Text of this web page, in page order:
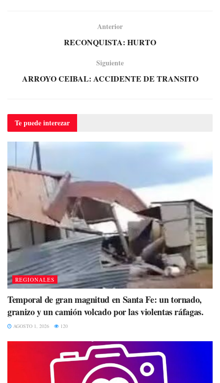
Anterior
RECONQUISTA: HURTO
Siguiente
ARROYO CEIBAL: ACCIDENTE DE TRANSITO
Te puedeinterezar
REGIONALES
Temporal de gran magnitud en Santa Fe: un tornado,
granizo y un camión volcado por las violentas ráfagas.
AGOSTO 1, 2026 120